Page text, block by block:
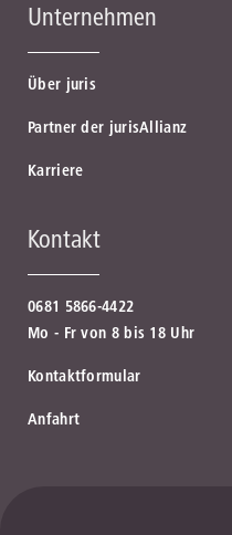
Unternehmen
Über juris
Partner der jurisAllianz
Karriere
Kontakt
0681 5866-4422
Mo - Fr von 8 bis 18 Uhr
Kontaktformular
Anfahrt